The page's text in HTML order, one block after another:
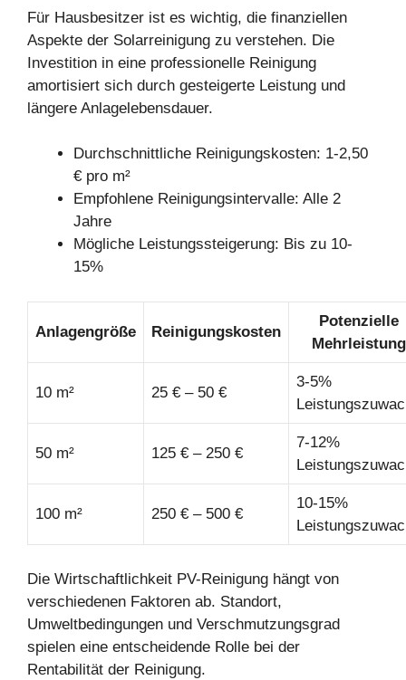
Für Hausbesitzer ist es wichtig, die finanziellen
Aspekte der Solarreinigung zu verstehen. Die
Investition in eine professionelle Reinigung
amortisiert sich durch gesteigerte Leistung und
längere Anlagelebensdauer.
Durchschnittliche Reinigungskosten: 1-2,50
€ pro m²
Empfohlene Reinigungsintervalle: Alle 2
Jahre
Mögliche Leistungssteigerung: Bis zu 10-
15%
Anlagengröße Reinigungskosten
Potenzielle
Mehrleistung
10 m² 25 € – 50 €
3-5%
50 m² 125 € – 250 €
7-12%
100 m² 250 € – 500 €
10-15%
Die Wirtschaftlichkeit PV-Reinigung hängt von
verschiedenen Faktoren ab. Standort,
Umweltbedingungen und Verschmutzungsgrad
spielen eine entscheidende Rolle bei der
Rentabilität der Reinigung.